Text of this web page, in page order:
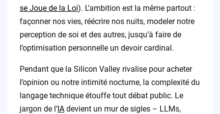
se Joue de la Loi). L’ambition est la même partout :
façonner nos vies, réécrire nos nuits, modeler notre
perception de soi et des autres, jusqu’à faire de
l’optimisation personnelle un devoir cardinal.
Pendant que la Silicon Valley rivalise pour acheter
l’opinion ou notre intimité nocturne, la complexité du
langage technique étouffe tout débat public. Le
jargon de l’IAdevient un mur de sigles – LLMs,